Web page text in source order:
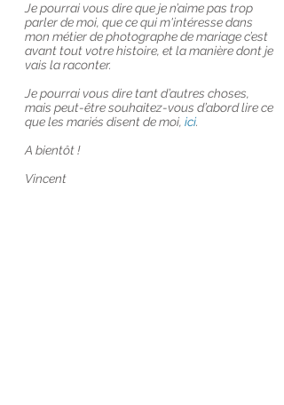
Je pourrai vous dire que je n’aime pas trop
parler de moi, que ce qui m'intéresse dans
mon métier de photographe de mariage c’est
avant tout votre histoire, et la manière dont je
vais la raconter.
Je pourrai vous dire tant d’autres choses,
mais peut-être souhaitez-vous d’abord lire ce
que les mariés disent de moi, ici.
A bientôt !
Vincent